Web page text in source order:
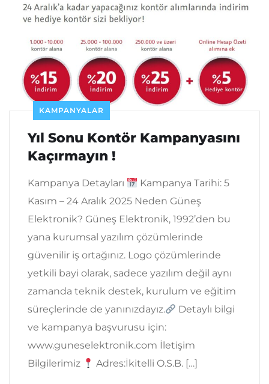
KAMPANYALAR
Yıl Sonu Kontör Kampanyasını
Kaçırmayın !
Kampanya Detayları
Kampanya Tarihi: 5
Kasım – 24 Aralık 2025 Neden Güneş
Elektronik? Güneş Elektronik, 1992’den bu
yana kurumsal yazılım çözümlerinde
güvenilir iş ortağınız. Logo çözümlerinde
yetkili bayi olarak, sadece yazılım değil aynı
zamanda teknik destek, kurulum ve eğitim
süreçlerinde de yanınızdayız.
Detaylı bilgi
ve kampanya başvurusu için:
www.guneselektronik.com İletişim
Bilgilerimiz
Adres:İkitelli O.S.B. […]